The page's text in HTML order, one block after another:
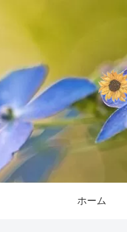
ホーム